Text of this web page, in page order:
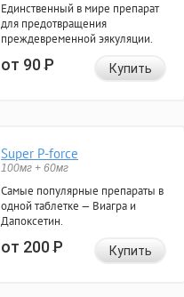
Единственный в мире препарат
для предотвращения
преждевременной эякуляции.
от 90Р Купить
Super P-force
100мг + 60мг
Самые популярные препараты в
одной таблетке — Виагра и
Дапоксетин.
от 200Р Купить